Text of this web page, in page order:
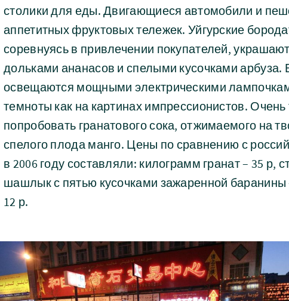
столики для еды. Двигающиеся автомобили и
аппетитных фруктовых тележек. Уйгурские
соревнуясь в привлечении покупателей,
дольками ананасов и спелыми кусочками арбуза.
освещаются мощными электрическими
темноты как на картинах импрессионистов.
попробовать гранатового сока, отжимаемого на
спелого плода манго. Цены по сравнению с
в 2006 году составляли: килограмм гранат – 35 р,
шашлык с пятью кусочками зажаренной баранины
12 р.